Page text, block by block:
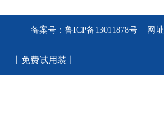
备案号： 鲁ICP备13011878号 网址
丨免费试用装丨